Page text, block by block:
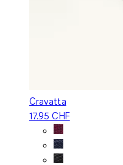
Cravatta
17.95 CHF